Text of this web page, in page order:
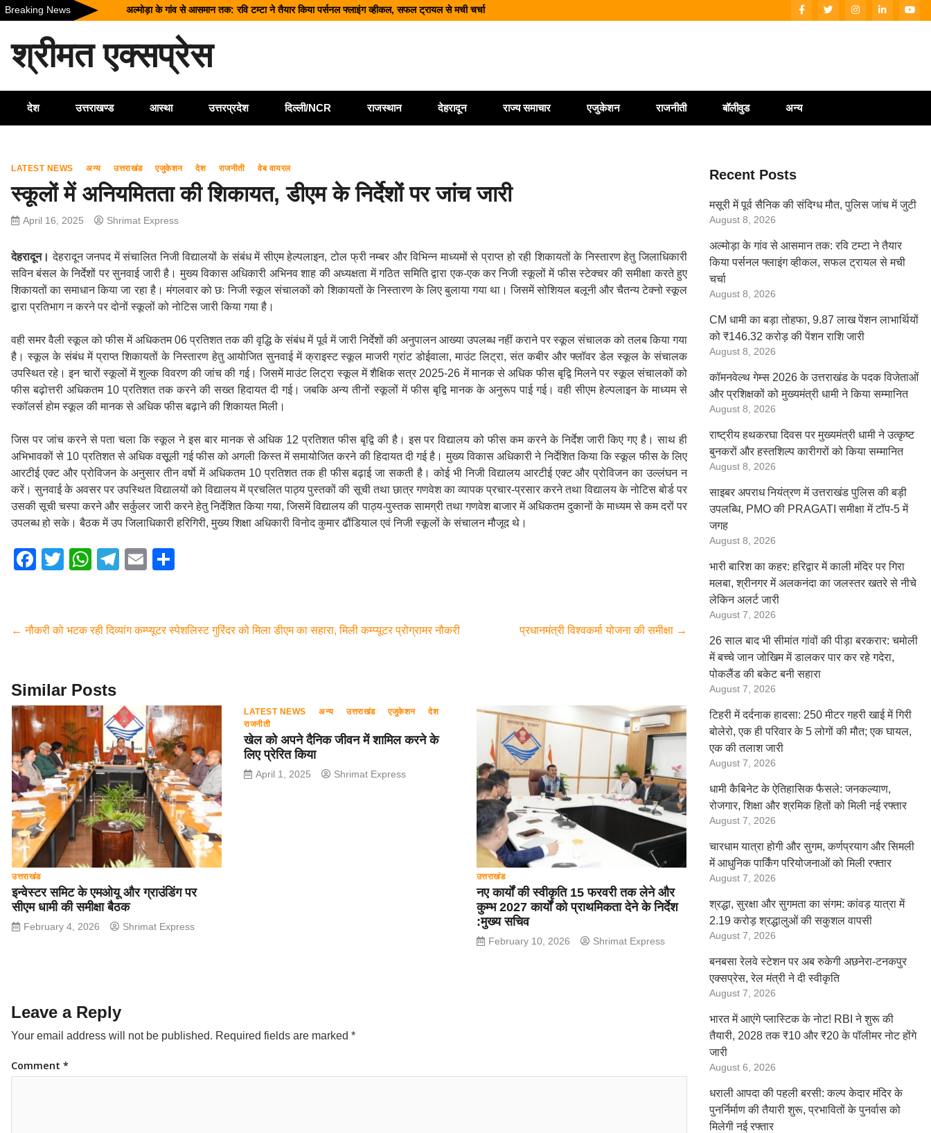
Skip
to
Breaking News
अल्मोड़ा के गांव से आसमान तक: रवि टम्टा ने तैयार किया पर्सनल फ्लाइंग व्हीकल, सफल ट्रायल से मची चर्चा
कॉमनवेल्थ गेम्स 2026 के उत्तराखंड के पदक विजेताओं और प्रशिक्षकों को मुख्यमंत्री धामी ने किया सम्मानित
राष्ट्रीय हथकरघा दिवस पर मुख्यमंत्री धामी ने उत्कृष्ट बुनकरों और हस्तशिल्प कारीगरों को किया सम्मानित
मसूरी में पूर्व सैनिक की संदिग्ध मौत, पुलिस जांच में जुटी
श्रीमत एक्सप्रेस
देश उत्तराखण्ड आस्था उत्तरप्रदेश दिल्ली/NCR राजस्थान देहरादून राज्य समाचार एजुकेशन राजनीती बॉलीवुड अन्य
LATEST NEWS अन्य उत्तराखंड एजुकेशन देश राजनीती वेब वायरल
स्कूलों में अनियमितता की शिकायत, डीएम के निर्देशों पर जांच जारी
April 16, 2025 Shrimat Express
देहरादून। देहरादून जनपद में संचालित निजी विद्यालयों के संबंध में सीएम हेल्पलाइन, टोल फ्री नम्बर और विभिन्न माध्यमों से प्राप्त हो रही शिकायतों के निस्तारण हेतु जिलाधिकारी
सविन बंसल के निर्देशों पर सुनवाई जारी है। मुख्य विकास अधिकारी अभिनव शाह की अध्यक्षता में गठित समिति द्वारा एक-एक कर निजी स्कूलों में फीस स्टेक्चर की समीक्षा करते हुए
शिकायतों का समाधान किया जा रहा है। मंगलवार को छः निजी स्कूल संचालकों को शिकायतों के निस्तारण के लिए बुलाया गया था। जिसमें सोशियल बलूनी और चैतन्य टेक्नो स्कूल
द्वारा प्रतिभाग न करने पर दोनों स्कूलों को नोटिस जारी किया गया है।
वही समर वैली स्कूल को फीस में अधिकतम 06 प्रतिशत तक की वृद्धि के संबंध में पूर्व में जारी निर्देशों की अनुपालन आख्या उपलब्ध नहीं कराने पर स्कूल संचालक को तलब किया गया
है। स्कूल के संबंध में प्राप्त शिकायतों के निस्तारण हेतु आयोजित सुनवाई में क्राइस्ट स्कूल माजरी ग्रांट डोईवाला, माउंट लिट्रा, संत कबीर और फ्लॉवर डेल स्कूल के संचालक
उपस्थित रहे। इन चारों स्कूलों में शुल्क विवरण की जांच की गई। जिसमें माउंट लिट्रा स्कूल में शैक्षिक सत्र 2025-26 में मानक से अधिक फीस बृद्वि मिलने पर स्कूल संचालकों को
फीस बढ़ोत्तरी अधिकतम 10 प्रतिशत तक करने की सख्त हिदायत दी गई। जबकि अन्य तीनों स्कूलों में फीस बृद्वि मानक के अनुरूप पाई गई। वही सीएम हेल्पलाइन के माध्यम से
स्कॉलर्स होम स्कूल की मानक से अधिक फीस बढ़ाने की शिकायत मिली।
जिस पर जांच करने से पता चला कि स्कूल ने इस बार मानक से अधिक 12 प्रतिशत फीस बृद्वि की है। इस पर विद्यालय को फीस कम करने के निर्देश जारी किए गए है। साथ ही
अभिभावकों से 10 प्रतिशत से अधिक वसूूली गई फीस को अगली किस्त में समायोजित करने की हिदायत दी गई है। मुख्य विकास अधिकारी ने निर्देशित किया कि स्कूल फीस के लिए
आरटीई एक्ट और प्रोविजन के अनुसार तीन वर्षाे में अधिकतम 10 प्रतिशत तक ही फीस बढ़ाई जा सकती है। कोई भी निजी विद्यालय आरटीई एक्ट और प्रोविजन का उल्लंघन न
करें। सुनवाई के अवसर पर उपस्थित विद्यालयों को विद्यालय में प्रचलित पाठ्य पुस्तकों की सूची तथा छात्र गणवेश का व्यापक प्रचार-प्रसार करने तथा विद्यालय के नोटिस बोर्ड पर
उसकी सूची चस्पा करने और सर्कुलर जारी करने हेतु निर्देशित किया गया, जिसमें विद्यालय की पाठ्य-पुस्तक सामग्री तथा गणवेश बाजार में अधिकतम दुकानों के माध्यम से कम दरों पर
उपलब्ध हो सके। बैठक में उप जिलाधिकारी हरिगिरी, मुख्य शिक्षा अधिकारी विनोद कुमार ढौंडियाल एवं निजी स्कूलों के संचालन मौजूद थे।
F
e
o
k
T
er
W
s
p
T
gr
E
e
← नौकरी को भटक रही दिव्यांग कम्प्यूटर स्पेशलिस्ट गुरिंदर को मिला डीएम का सहारा, मिली कम्प्यूटर प्रोग्रामर नौकरी प्रधानमंत्री विश्वकर्मा योजना की समीक्षा →
Similar Posts
उत्तराखंड
इन्वेस्टर समिट के एमओयू और ग्राउंडिंग पर
सीएम धामी की समीक्षा बैठक
February 4, 2026 Shrimat Express
LATEST NEWS अन्य उत्तराखंड एजुकेशन
देश
राजनीती
खेल को अपने दैनिक जीवन में शामिल करने के
लिए प्रेरित किया
April 1, 2025 Shrimat Express
उत्तराखंड
नए कार्यों की स्वीकृति 15 फरवरी तक लेने और
कुम्भ 2027 कार्यों को प्राथमिकता देने के निर्देश
:मुख्य सचिव
February 10, 2026 Shrimat Express
Leave a Reply
Your email address will not be published. Required fields are marked *
Comment *
Recent Posts
मसूरी में पूर्व सैनिक की संदिग्ध मौत, पुलिस जांच में जुटी
August 8, 2026
अल्मोड़ा के गांव से आसमान तक: रवि टम्टा ने तैयार
किया पर्सनल फ्लाइंग व्हीकल, सफल ट्रायल से मची
चर्चा
August 8, 2026
CM धामी का बड़ा तोहफा, 9.87 लाख पेंशन लाभार्थियों
को ₹146.32 करोड़ की पेंशन राशि जारी
August 8, 2026
कॉमनवेल्थ गेम्स 2026 के उत्तराखंड के पदक विजेताओं
और प्रशिक्षकों को मुख्यमंत्री धामी ने किया सम्मानित
August 8, 2026
राष्ट्रीय हथकरघा दिवस पर मुख्यमंत्री धामी ने उत्कृष्ट
बुनकरों और हस्तशिल्प कारीगरों को किया सम्मानित
August 8, 2026
साइबर अपराध नियंत्रण में उत्तराखंड पुलिस की बड़ी
उपलब्धि, PMO की PRAGATI समीक्षा में टॉप-5 में
जगह
August 8, 2026
भारी बारिश का कहर: हरिद्वार में काली मंदिर पर गिरा
मलबा, श्रीनगर में अलकनंदा का जलस्तर खतरे से नीचे
लेकिन अलर्ट जारी
August 7, 2026
26 साल बाद भी सीमांत गांवों की पीड़ा बरकरार: चमोली
में बच्चे जान जोखिम में डालकर पार कर रहे गदेरा,
पोकलैंड की बकेट बनी सहारा
August 7, 2026
टिहरी में दर्दनाक हादसा: 250 मीटर गहरी खाई में गिरी
बोलेरो, एक ही परिवार के 5 लोगों की मौत; एक घायल,
एक की तलाश जारी
August 7, 2026
धामी कैबिनेट के ऐतिहासिक फैसले: जनकल्याण,
रोजगार, शिक्षा और श्रमिक हितों को मिली नई रफ्तार
August 7, 2026
चारधाम यात्रा होगी और सुगम, कर्णप्रयाग और सिमली
में आधुनिक पार्किंग परियोजनाओं को मिली रफ्तार
August 7, 2026
श्रद्धा, सुरक्षा और सुगमता का संगम: कांवड़ यात्रा में
2.19 करोड़ श्रद्धालुओं की सकुशल वापसी
August 7, 2026
बनबसा रेलवे स्टेशन पर अब रुकेगी अछनेरा-टनकपुर
एक्सप्रेस, रेल मंत्री ने दी स्वीकृति
August 7, 2026
भारत में आएंगे प्लास्टिक के नोट! RBI ने शुरू की
तैयारी, 2028 तक ₹10 और ₹20 के पॉलीमर नोट होंगे
जारी
August 6, 2026
धराली आपदा की पहली बरसी: कल्प केदार मंदिर के
पुनर्निर्माण की तैयारी शुरू, प्रभावितों के पुनर्वास को
मिलेगी नई रफ्तार